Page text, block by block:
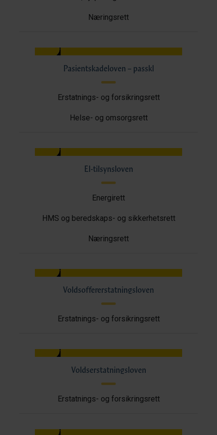
Næringsrett
Pasientskadeloven – passkl
Erstatnings- og forsikringsrett
Helse- og omsorgsrett
El-tilsynsloven
Energirett
HMS og beredskaps- og sikkerhetsrett
Næringsrett
Voldsoffererstatningsloven
Erstatnings- og forsikringsrett
Voldserstatningsloven
Erstatnings- og forsikringsrett